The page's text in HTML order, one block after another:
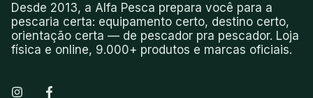
Desde 2013, a Alfa Pesca prepara você para a
pescaria certa: equipamento certo, destino certo,
orientação certa — de pescador pra pescador. Loja
física e online, 9.000+ produtos e marcas oficiais.